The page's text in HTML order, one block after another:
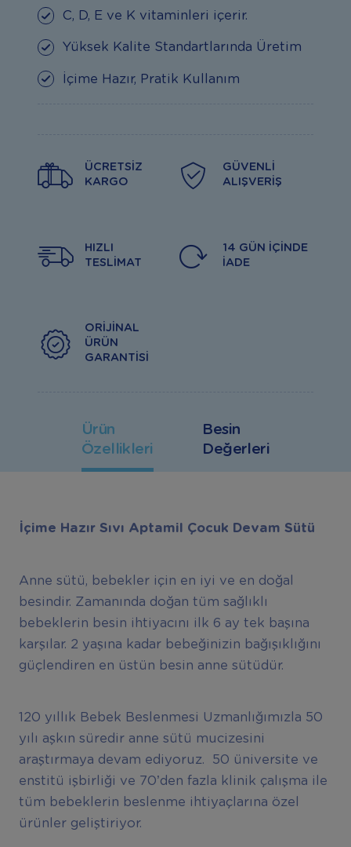
C, D, E ve K vitaminleri içerir.
Yüksek Kalite Standartlarında Üretim
İçime Hazır, Pratik Kullanım
ÜCRETSIZ
KARGO
GÜVENLI
ALIŞVERIŞ
HIZLI
TESLIMAT
14 GÜN İÇINDE
İADE
ORIJINAL
ÜRÜN
GARANTISI
Ürün
Özellikleri
Besin
Değerleri
İçime Hazır Sıvı Aptamil Çocuk Devam Sütü
Anne sütü, bebekler için en iyi ve en doğal
besindir. Zamanında doğan tüm sağlıklı
bebeklerin besin ihtiyacını ilk 6 ay tek başına
karşılar. 2 yaşına kadar bebeğinizin bağışıklığını
güçlendiren en üstün besin anne sütüdür.
120 yıllık Bebek Beslenmesi Uzmanlığımızla 50
yılı aşkın süredir anne sütü mucizesini
araştırmaya devam ediyoruz. 50 üniversite ve
enstitü işbirliği ve 70’den fazla klinik çalışma ile
tüm bebeklerin beslenme ihtiyaçlarına özel
ürünler geliştiriyor.